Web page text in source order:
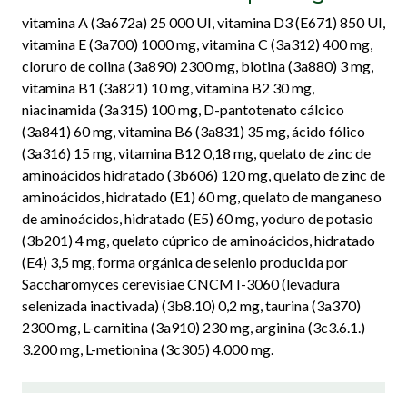
vitamina A (3a672a) 25 000 UI, vitamina D3 (E671) 850 UI,
vitamina E (3a700) 1000 mg, vitamina C (3a312) 400 mg,
cloruro de colina (3a890) 2300 mg, biotina (3a880) 3 mg,
vitamina B1 (3a821) 10 mg, vitamina B2 30 mg,
niacinamida (3a315) 100 mg, D-pantotenato cálcico
(3a841) 60 mg, vitamina B6 (3a831) 35 mg, ácido fólico
(3a316) 15 mg, vitamina B12 0,18 mg, quelato de zinc de
aminoácidos hidratado (3b606) 120 mg, quelato de zinc de
aminoácidos, hidratado (E1) 60 mg, quelato de manganeso
de aminoácidos, hidratado (E5) 60 mg, yoduro de potasio
(3b201) 4 mg, quelato cúprico de aminoácidos, hidratado
(E4) 3,5 mg, forma orgánica de selenio producida por
Saccharomyces cerevisiae CNCM I-3060 (levadura
selenizada inactivada) (3b8.10) 0,2 mg, taurina (3a370)
2300 mg, L-carnitina (3a910) 230 mg, arginina (3c3.6.1.)
3.200 mg, L-metionina (3c305) 4.000 mg.